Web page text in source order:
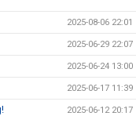
2025-08-06 22:01
2025-06-29 22:07
2025-06-24 13:00
2025-06-17 11:39
2025-06-12 20:17